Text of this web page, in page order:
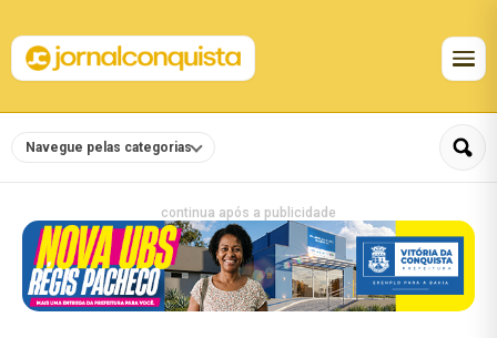
Navegue pelas categorias
continua após a publicidade